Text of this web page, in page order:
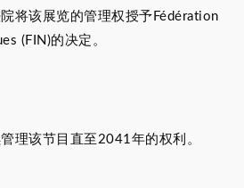
将该展览的管理权授予Fédération
(FIN)的决定。
理该节目直至2041年的权利。